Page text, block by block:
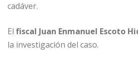
cadáver.
El fiscal Juan Enmanuel Escoto
la investigación del caso.